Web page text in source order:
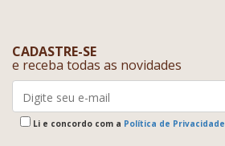
CADASTRE-SE
e receba todas as novidades
Li e concordo com a Política de Privacidade